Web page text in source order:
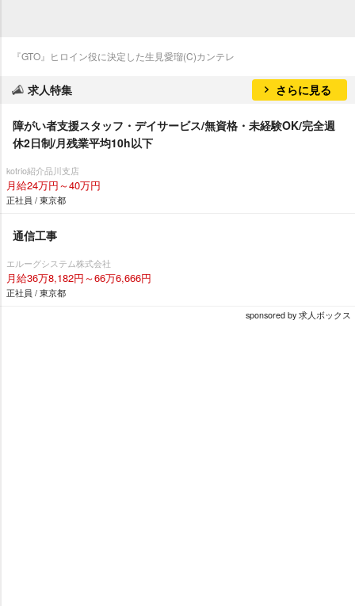
『GTO』ヒロイン役に決定した生見愛瑠(C)カンテレ
求人特集 さらに見る
障がい者支援スタッフ・デイサービス/無資格・未経験OK/完全週
休2日制/月残業平均10h以下
kotrio紹介品川支店
月給24万円～40万円
正社員 / 東京都
通信工事
エルーグシステム株式会社
月給36万8,182円～66万6,666円
正社員 / 東京都
sponsored by 求人ボックス